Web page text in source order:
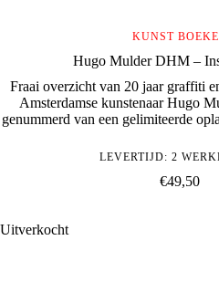
KUNST
Hugo Mulder DHM –
Fraai overzicht van 20 jaar graffiti
Amsterdamse kunstenaar Hugo
genummerd van een gelimiteerde
LEVERTIJD: 2
€49,50
Uitverkocht